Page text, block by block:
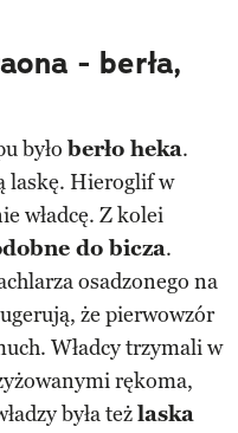
- berła,
byłoberło heka.
laskę. Hieroglif w
władcę. Z kolei
do bicza.
osadzonego na
że pierwowzór
Władcy trzymali w
rękoma,
była teżlaska